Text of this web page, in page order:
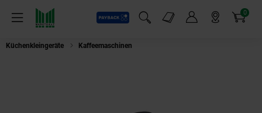
Menü
Payback
Suchfeld einblenden
Markt-Angebote 0
Artikel
Küchenkleingeräte Kaffeemaschinen